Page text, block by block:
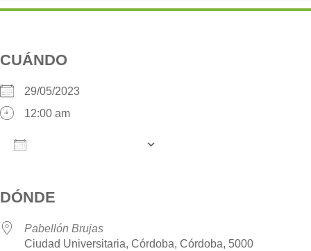
CUÁNDO
29/05/2023
12:00 am
DÓNDE
Pabellón Brujas
Ciudad Universitaria, Córdoba, Córdoba, 5000